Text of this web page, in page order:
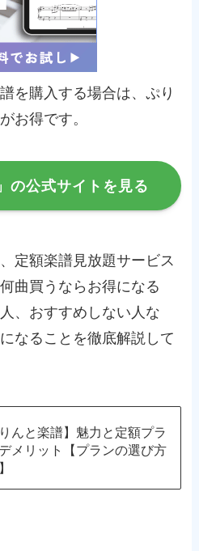
を購入する場合は、ぷり
お得です。
の公式サイトを見る
定額楽譜見放題サービス
曲買うならお得になる
、おすすめしない人な
なることを徹底解説して
りんと楽譜】魅力と定額プラ
メリット【プランの選び方